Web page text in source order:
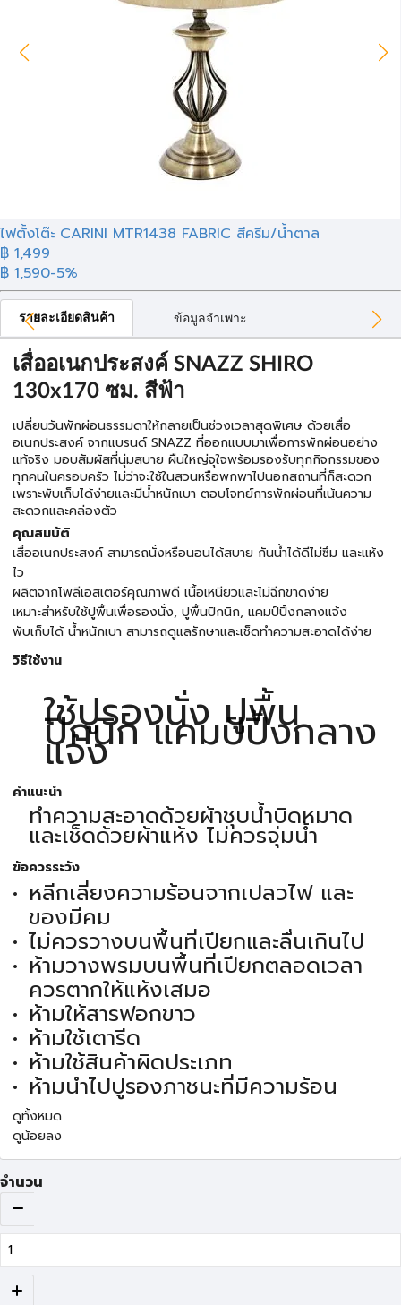
ไฟตั้งโต๊ะ CARINI MTR1438 FABRIC สีครีม/น้ำตาล
฿ 1,499
฿ 1,590-5%
รายละเอียดสินค้า ข้อมูลจำเพาะ
เสื่ออเนกประสงค์ SNAZZ SHIRO
130x170 ซม. สีฟ้า
เปลี่ยนวันพักผ่อนธรรมดาให้กลายเป็นช่วงเวลาสุดพิเศษ ด้วยเสื่อ
อเนกประสงค์ จากแบรนด์ SNAZZ ที่ออกแบบมาเพื่อการพักผ่อนอย่าง
แท้จริง มอบสัมผัสที่นุ่มสบาย ผืนใหญ่จุใจพร้อมรองรับทุกกิจกรรมของ
ทุกคนในครอบครัว ไม่ว่าจะใช้ในสวนหรือพกพาไปนอกสถานที่ก็สะดวก
เพราะพับเก็บได้ง่ายและมีน้ำหนักเบา ตอบโจทย์การพักผ่อนที่เน้นความ
สะดวกและคล่องตัว
คุณสมบัติ
เสื่ออเนกประสงค์ สามารถนั่งหรือนอนได้สบาย กันน้ำได้ดีไม่ซึม และแห้ง
ไว
ผลิตจากโพลีเอสเตอร์คุณภาพดี เนื้อเหนียวและไม่ฉีกขาดง่าย
เหมาะสำหรับใช้ปูพื้นเพื่อรองนั่ง, ปูพื้นปิกนิก, แคมป์ปิ้งกลางแจ้ง
พับเก็บได้ น้ำหนักเบา สามารถดูแลรักษาและเช็ดทำความสะอาดได้ง่าย
วิธีใช้งาน
ใช้ปูรองนั่ง ปูพื้น
ปิกนิก แคมป์ปิ้งกลาง
แจ้ง
คำแนะนำ
ทำความสะอาดด้วยผ้าชุบน้ำบิดหมาด
และเช็ดด้วยผ้าแห้ง ไม่ควรจุ่มน้ำ
ข้อควรระวัง
หลีกเลี่ยงความร้อนจากเปลวไฟ และ
ของมีคม
ไม่ควรวางบนพื้นที่เปียกและลื่นเกินไป
ห้ามวางพรมบนพื้นที่เปียกตลอดเวลา
ควรตากให้แห้งเสมอ
ห้ามให้สารฟอกขาว
ห้ามใช้เตารีด
ห้ามใช้สินค้าผิดประเภท
ห้ามนำไปปูรองภาชนะที่มีความร้อน
ดูทั้งหมด
ดูน้อยลง
จำนวน